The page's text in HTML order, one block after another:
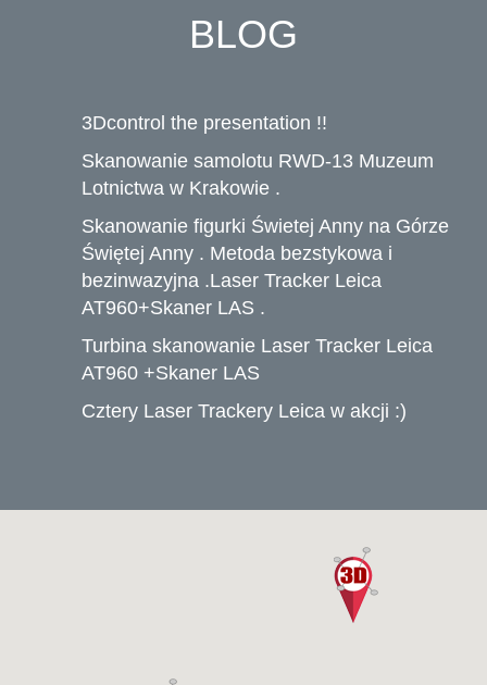
BLOG
3Dcontrol the presentation !!
Skanowanie samolotu RWD-13 Muzeum
Lotnictwa w Krakowie .
Skanowanie figurki Świetej Anny na Górze
Świętej Anny . Metoda bezstykowa i
bezinwazyjna .Laser Tracker Leica
AT960+Skaner LAS .
Turbina skanowanie Laser Tracker Leica
AT960 +Skaner LAS
Cztery Laser Trackery Leica w akcji :)